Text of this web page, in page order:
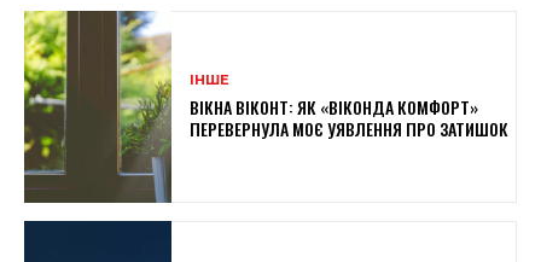
ІНШЕ
ВІКНА ВІКОНТ: ЯК «ВІКОНДА КОМФОРТ»
ПЕРЕВЕРНУЛА МОЄ УЯВЛЕННЯ ПРО ЗАТИШОК